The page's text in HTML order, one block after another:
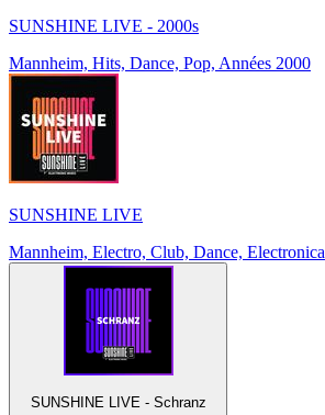
SUNSHINE LIVE - 2000s
Mannheim, Hits, Dance, Pop, Années 2000
SUNSHINE LIVE
Mannheim, Electro, Club, Dance, Electronica
SUNSHINE LIVE - Schranz